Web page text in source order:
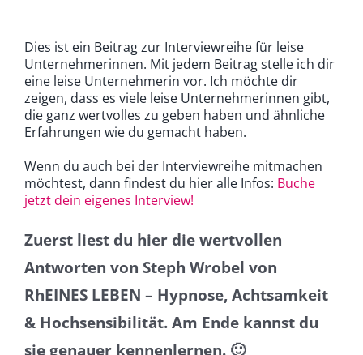
Dies ist ein Beitrag zur Interviewreihe für leise
Unternehmerinnen. Mit jedem Beitrag stelle ich dir
eine leise Unternehmerin vor. Ich möchte dir
zeigen, dass es viele leise Unternehmerinnen gibt,
die ganz wertvolles zu geben haben und ähnliche
Erfahrungen wie du gemacht haben.
Wenn du auch bei der Interviewreihe mitmachen
möchtest, dann findest du hier alle Infos: Buche
jetzt dein eigenes Interview!
Zuerst liest du hier die wertvollen
Antworten von Steph Wrobel von
RhEINES LEBEN – Hypnose, Achtsamkeit
& Hochsensibilität. Am Ende kannst du
sie genauer kennenlernen. 🙂